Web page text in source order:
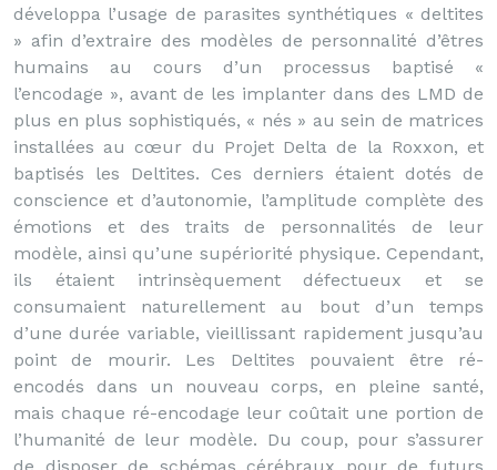
développa l’usage de parasites synthétiques « deltites
» afin d’extraire des modèles de personnalité d’êtres
humains au cours d’un processus baptisé «
l’encodage », avant de les implanter dans des LMD de
plus en plus sophistiqués, « nés » au sein de matrices
installées au cœur du Projet Delta de la Roxxon, et
baptisés les Deltites. Ces derniers étaient dotés de
conscience et d’autonomie, l’amplitude complète des
émotions et des traits de personnalités de leur
modèle, ainsi qu’une supériorité physique. Cependant,
ils étaient intrinsèquement défectueux et se
consumaient naturellement au bout d’un temps
d’une durée variable, vieillissant rapidement jusqu’au
point de mourir. Les Deltites pouvaient être ré-
encodés dans un nouveau corps, en pleine santé,
mais chaque ré-encodage leur coûtait une portion de
l’humanité de leur modèle. Du coup, pour s’assurer